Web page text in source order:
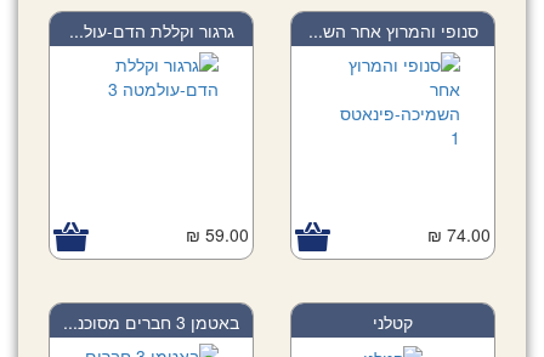
סנופי והמרוץ אחר הש...
74.00 ₪
גרגור וקללת הדם-עול...
59.00 ₪
קטלני באטמן 3 חברים מסוכנ...